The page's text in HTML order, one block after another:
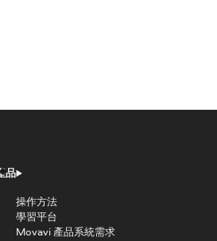
品
操作方法
學習平台
Movavi 產品系統需求